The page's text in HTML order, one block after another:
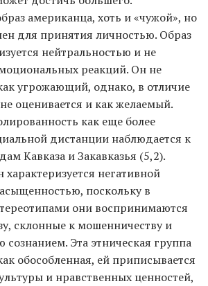
американца, хоть и «чужой», но
для принятия личностью. Образ
нейтральностью и не
реакций. Он не
угрожающий, однако, в отличие
оценивается и как желаемый.
как еще более
дистанции наблюдается к
Кавказа и Закавказья (5,2).
негативной
поскольку в
они воспринимаются
склонные к мошенничеству и
Эта этническая группа
обособленная, ей приписывается
и нравственных ценностей,